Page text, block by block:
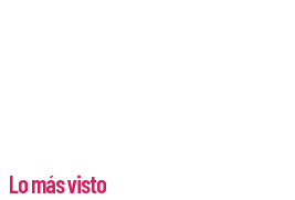
Lo más visto